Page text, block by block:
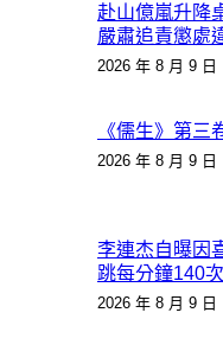
赴山億嵐升降
嚴肅追責懲處
2026 年 8 月 9 日
《儒生》第
2026 年 8 月 9 日
李連杰自曝因
跳每分鐘140次
2026 年 8 月 9 日